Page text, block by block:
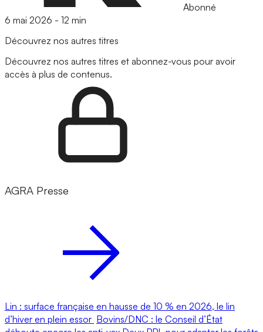
Abonné
6 mai 2026 - 12 min
Découvrez nos autres titres
Découvrez nos autres titres et abonnez-vous pour avoir
accès à plus de contenus.
AGRA Presse
Lin : surface française en hausse de 10 % en 2026, le lin
d’hiver en plein essor Bovins/DNC : le Conseil d’État